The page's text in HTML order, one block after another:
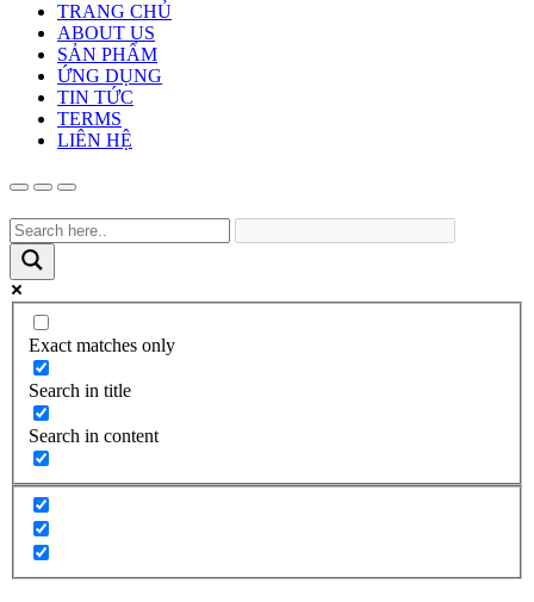
TRANG CHỦ
ABOUT US
SẢN PHẨM
ỨNG DỤNG
TIN TỨC
TERMS
LIÊN HỆ
Exact matches only
Search in title
Search in content